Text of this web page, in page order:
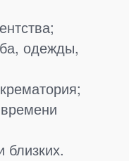
одежды,